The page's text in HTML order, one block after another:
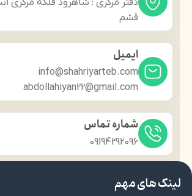
قشم
ایمیل
info@shahriyarteb.com
abdollahiyan22@gmail.com
شماره تماس
09194292096
لینک های مهم